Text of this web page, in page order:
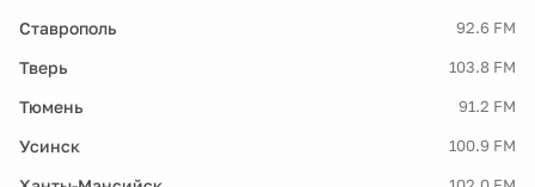
Ставрополь 92.6 FM
Тверь 103.8 FM
Тюмень 91.2 FM
Усинск 100.9 FM